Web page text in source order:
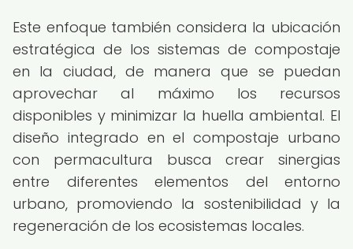
Este enfoque también considera la ubicación
estratégica de los sistemas de compostaje
en la ciudad, de manera que se puedan
aprovechar al máximo los recursos
disponibles y minimizar la huella ambiental. El
diseño integrado en el compostaje urbano
con permacultura busca crear sinergias
entre diferentes elementos del entorno
urbano, promoviendo la sostenibilidad y la
regeneración de los ecosistemas locales.